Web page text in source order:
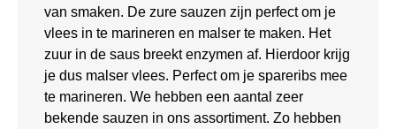
van smaken. De zure sauzen zijn perfect om je
vlees in te marineren en malser te maken. Het
zuur in de saus breekt enzymen af. Hierdoor krijg
je dus malser vlees. Perfect om je spareribs mee
te marineren. We hebben een aantal zeer
bekende sauzen in ons assortiment. Zo hebben